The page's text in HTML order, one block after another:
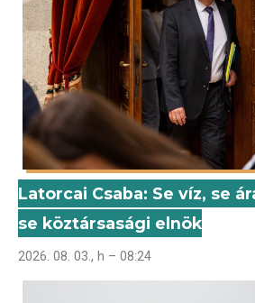
Latorcai Csaba: Se víz, se
se köztársasági elnök
2026. 08. 03., h – 08:24